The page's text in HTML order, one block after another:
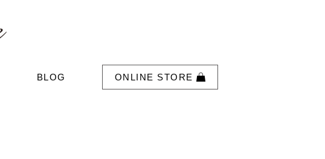
BLOG ONLINE STORE